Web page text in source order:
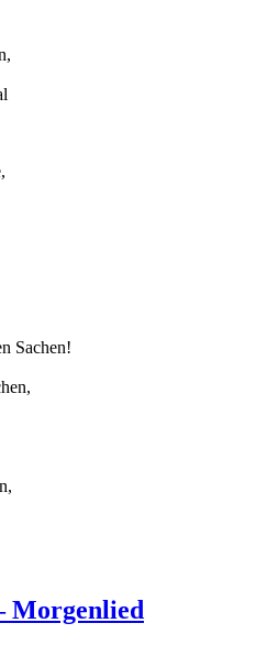
Sachen!
Morgenlied